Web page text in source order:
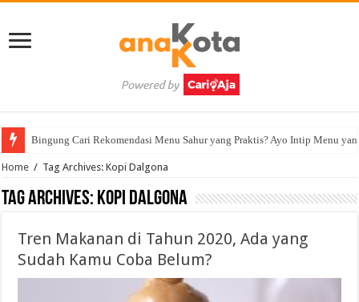
Bingung Cari Rekomendasi Menu Sahur yang Praktis? Ayo Intip Menu
Home / Tag Archives: Kopi Dalgona
Tag Archives: Kopi Dalgona
Tren Makanan di Tahun 2020, Ada yang
Sudah Kamu Coba Belum?